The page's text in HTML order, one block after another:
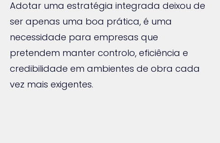
Adotar uma estratégia integrada deixou de
ser apenas uma boa prática, é uma
necessidade para empresas que
pretendem manter controlo, eficiência e
credibilidade em ambientes de obra cada
vez mais exigentes.